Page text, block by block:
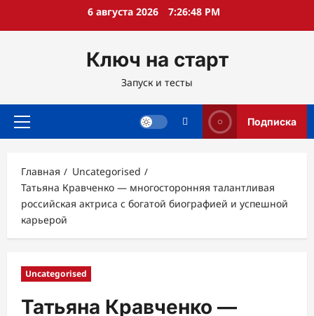
6 августа 2026 7:26:49 PM
Ключ на старт
Запуск и тесты
Основное
Подписка
Главная
Uncategorised
Татьяна Кравченко — многосторонняя талантливая
российская актриса с богатой биографией и успешной
карьерой
Uncategorised
Татьяна Кравченко —